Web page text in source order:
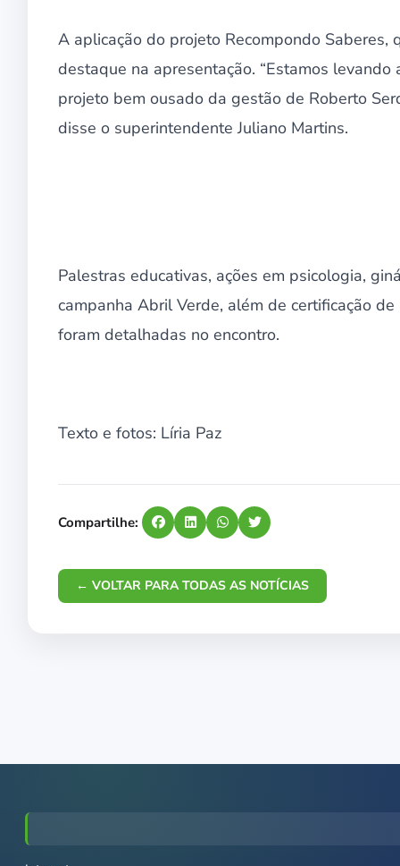
A aplicação do projeto Recompondo
destaque na apresentação. “Estamos
projeto bem ousado da gestão de Roberto
disse o superintendente Juliano Martins.
Palestras educativas, ações em psicologia,
campanha Abril Verde, além de certificação
foram detalhadas no encontro.
Texto e fotos: Líria Paz
Compartilhe:
← VOLTAR PARA TODAS AS NOTÍCIAS